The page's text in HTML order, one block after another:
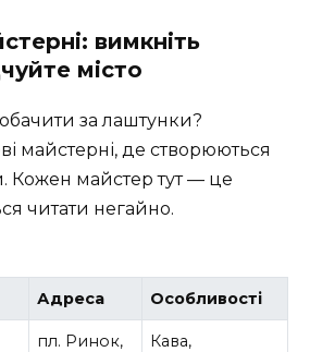
вимкніть
місто
за лаштунки?
майстерні, де створюються
Кожен майстер тут — це
читати негайно.
Адреса Особливості
пл. Ринок,
Кава,